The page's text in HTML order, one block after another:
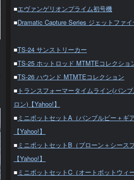
■エヴァンゲリオンプライム初号機
■Dramatic Capture Series ジェットファ
■TS-24 サンストリーカー
■TS-25 ホットロッド MTMTEコレクショ
■TS-26 ハウンド MTMTEコレクション
■ トランスフォーマータイムライン(バン
ロン)【Yahoo!】
■ ミニボットセットA（バンブルビー＋ギ
【Yahoo!】
■ ミニボットセットB（ブローン＋シース
【Yahoo!】
■ ミニボットセットC（オートボットウィ